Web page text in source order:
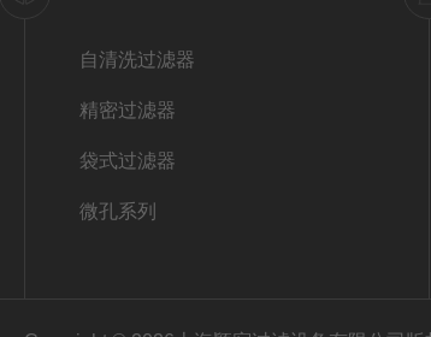
自清洗过滤器
精密过滤器
袋式过滤器
微孔系列